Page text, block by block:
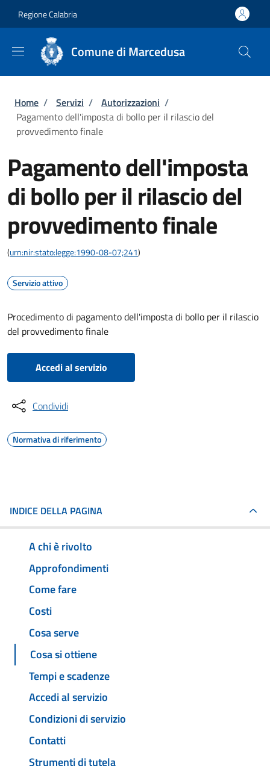
Regione Calabria
Comune di Marcedusa
Briciole di pane
Home / Servizi / Autorizzazioni /
Pagamento dell'imposta di bollo per il rilascio del
provvedimento finale
Pagamento dell'imposta
di bollo per il rilascio del
provvedimento finale
(urn:nir:stato:legge:1990-08-07;241)
Servizio attivo
Procedimento di pagamento dell'imposta di bollo per il rilascio
del provvedimento finale
Accedi al servizio
Condividi
Normativa di riferimento
INDICE DELLA PAGINA
A chi è rivolto
Approfondimenti
Come fare
Costi
Cosa serve
Cosa si ottiene
Tempi e scadenze
Accedi al servizio
Condizioni di servizio
Contatti
Strumenti di tutela